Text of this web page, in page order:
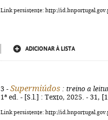
Link persistente: http://
ADICIONAR À LISTA
3 - Supermiúdos : treino a
1ª ed. - [S.l.] : Texto, 2025. - 31,
Link persistente: http://